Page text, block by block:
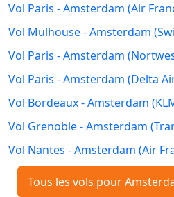
Vol Paris - Amsterdam (Air
Vol Mulhouse - Amsterdam
Vol Paris - Amsterdam
Vol Paris - Amsterdam (Delta
Vol Bordeaux - Amsterdam
Vol Grenoble - Amsterdam
Vol Nantes - Amsterdam (Air
Tous les vols pour